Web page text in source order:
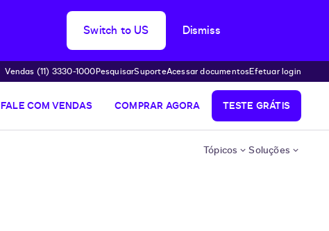
Switch to US Dismiss
Vendas (11) 3330-1000PesquisarSuporteAcessar documentosEfetuar login
FALE COM VENDAS COMPRAR AGORA TESTE GRÁTIS
Tópicos Soluções